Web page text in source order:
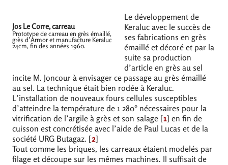
Jos Le Corre, carreau
Prototype de carreau en grès émaillé,
grès d’Armor et manufacture Keraluc
24cm, fin des années 1960.
Le développement de
Keraluc avec le succès de
ses fabrications en grès
émaillé et décoré et par la
suite sa production
d’article en grès au sel
incite M. Joncour à envisager ce passage au grès émaillé
au sel. La technique était bien rodée à Keraluc.
L’installation de nouveaux fours cellules susceptibles
d’atteindre la température de 1 280° nécessaires pour la
vitrification de l’argile à grès et son salage [1] en fin de
cuisson est concrétisée avec l’aide de Paul Lucas et de la
société URG Butagaz. [2]
Tout comme les briques, les carreaux étaient modelés par
filage et découpe sur les mêmes machines. Il suffisait de